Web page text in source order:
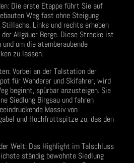
Die erste Etappe führt Sie auf
Weg fast ohne Steigung
Links und rechts erheben
Allgäuer Berge. Diese Strecke ist
um die atemberaubende
zu lassen.
Vorbei an der Talstation der
für Wanderer und Skifahrer, wird
beginnt, spürbar anzusteigen. Sie
Siedlung Birgsau und fahren
Massiv von
und Hochfrottspitze zu, das den
Welt: Das Highlight im Talschluss
ständig bewohnte Siedlung